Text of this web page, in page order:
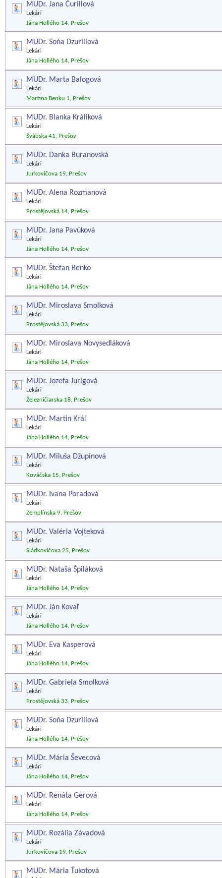
MUDr. Jana Čurillová
Lekári
Jána Hollého 14, Prešov
MUDr. Soňa Dzurillová
Lekári
Jána Hollého 14, Prešov
MUDr. Marta Balogová
Lekári
Martina Benku 1, Prešov
MUDr. Blanka Králiková
Lekári
Švábska 41, Prešov
MUDr. Danka Buranovská
Lekári
Jurkovičova 19, Prešov
MUDr. Alena Rozmanová
Lekári
Prostějovská 14, Prešov
MUDr. Jana Pavúková
Lekári
Jána Hollého 14, Prešov
MUDr. Štefan Benko
Lekári
Jána Hollého 14, Prešov
MUDr. Miroslava Smolková
Lekári
Prostějovská 33, Prešov
MUDr. Miroslava Novysedláková
Lekári
Jána Hollého 14, Prešov
MUDr. Jozefa Jurigová
Lekári
Železničiarska 18, Prešov
MUDr. Martin Kráľ
Lekári
Jána Hollého 14, Prešov
MUDr. Miluša Džupinová
Lekári
Kováčska 15, Prešov
MUDr. Ivana Poradová
Lekári
Zemplínska 9, Prešov
MUDr. Valéria Vojteková
Lekári
Sládkovičova 25, Prešov
MUDr. Nataša Špiláková
Lekári
Jána Hollého 14, Prešov
MUDr. Ján Kovaľ
Lekári
Jána Hollého 14, Prešov
MUDr. Eva Kasperová
Lekári
Jána Hollého 14, Prešov
MUDr. Gabriela Smolková
Lekári
Prostějovská 33, Prešov
MUDr. Soňa Dzurillová
Lekári
Jána Hollého 14, Prešov
MUDr. Mária Ševecová
Lekári
Jána Hollého 14, Prešov
MUDr. Renáta Gerová
Lekári
Jána Hollého 14, Prešov
MUDr. Rozália Závadová
Lekári
Jurkovičova 19, Prešov
MUDr. Mária Ťukotová